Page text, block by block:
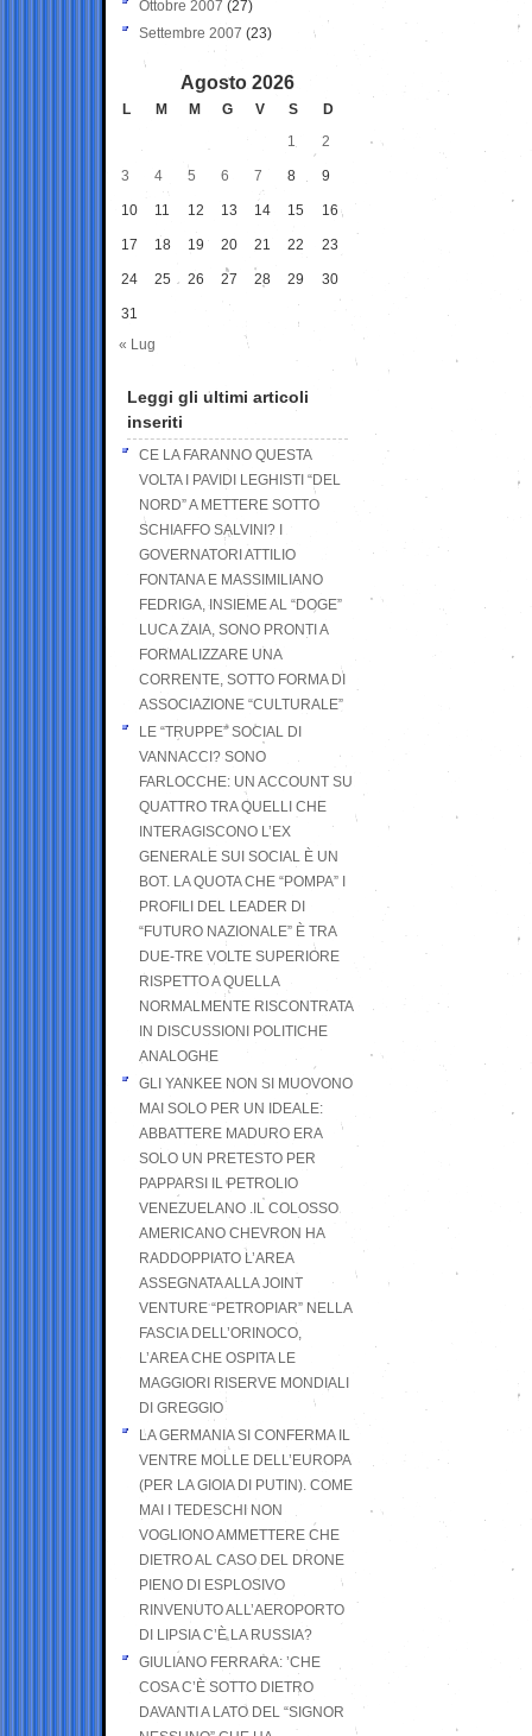
Ottobre 2007 (27)
Settembre 2007 (23)
Agosto 2026
L M M G V S
D
1
2
3 4 5 6 7 8 9
10 11 12 13 14 15 16
17 18 19 20 21 22 23
24 25 26 27 28 29 30
31
« Lug
Leggi gli ultimi articoli
inseriti
CE LA FARANNO QUESTA
VOLTA I PAVIDI LEGHISTI “DEL
NORD” A METTERE SOTTO
SCHIAFFO SALVINI? I
GOVERNATORI ATTILIO
FONTANA E MASSIMILIANO
FEDRIGA, INSIEME AL “DOGE”
LUCA ZAIA, SONO PRONTI A
FORMALIZZARE UNA
CORRENTE, SOTTO FORMA DI
ASSOCIAZIONE “CULTURALE”
LE “TRUPPE” SOCIAL DI
VANNACCI? SONO
FARLOCCHE: UN ACCOUNT SU
QUATTRO TRA QUELLI CHE
INTERAGISCONO L’EX
GENERALE SUI SOCIAL È UN
BOT. LA QUOTA CHE “POMPA” I
PROFILI DEL LEADER DI
“FUTURO NAZIONALE” È TRA
DUE-TRE VOLTE SUPERIORE
RISPETTO A QUELLA
NORMALMENTE RISCONTRATA
IN DISCUSSIONI POLITICHE
ANALOGHE
GLI YANKEE NON SI MUOVONO
MAI SOLO PER UN IDEALE:
ABBATTERE MADURO ERA
SOLO UN PRETESTO PER
PAPPARSI IL PETROLIO
VENEZUELANO .IL COLOSSO
AMERICANO CHEVRON HA
RADDOPPIATO L’AREA
ASSEGNATA ALLA JOINT
VENTURE “PETROPIAR” NELLA
FASCIA DELL’ORINOCO,
L’AREA CHE OSPITA LE
MAGGIORI RISERVE MONDIALI
DI GREGGIO
LA GERMANIA SI CONFERMA IL
VENTRE MOLLE DELL’EUROPA
(PER LA GIOIA DI PUTIN). COME
MAI I TEDESCHI NON
VOGLIONO AMMETTERE CHE
DIETRO AL CASO DEL DRONE
PIENO DI ESPLOSIVO
RINVENUTO ALL’AEROPORTO
DI LIPSIA C’È LA RUSSIA?
GIULIANO FERRARA: ’CHE
COSA C’È SOTTO DIETRO
DAVANTI A LATO DEL “SIGNOR